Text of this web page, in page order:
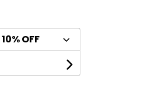
10% OFF